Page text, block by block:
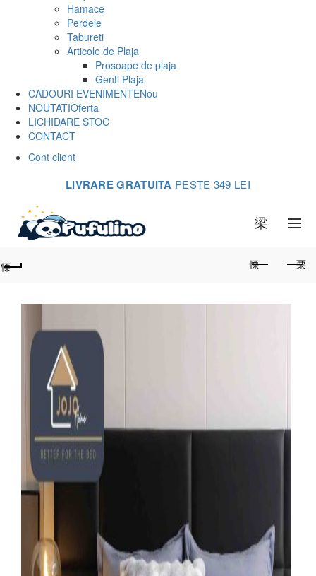
Hamace
Perdele
Tabureti
Articole de Plaja
Prosoape de plaja
Genti Plaja
CADOURI EVENIMENTENou
NOUTATIOferta
LICHIDARE STOC
CONTACT
Cont client
LIVRARE GRATUITA PESTE 349 LEI